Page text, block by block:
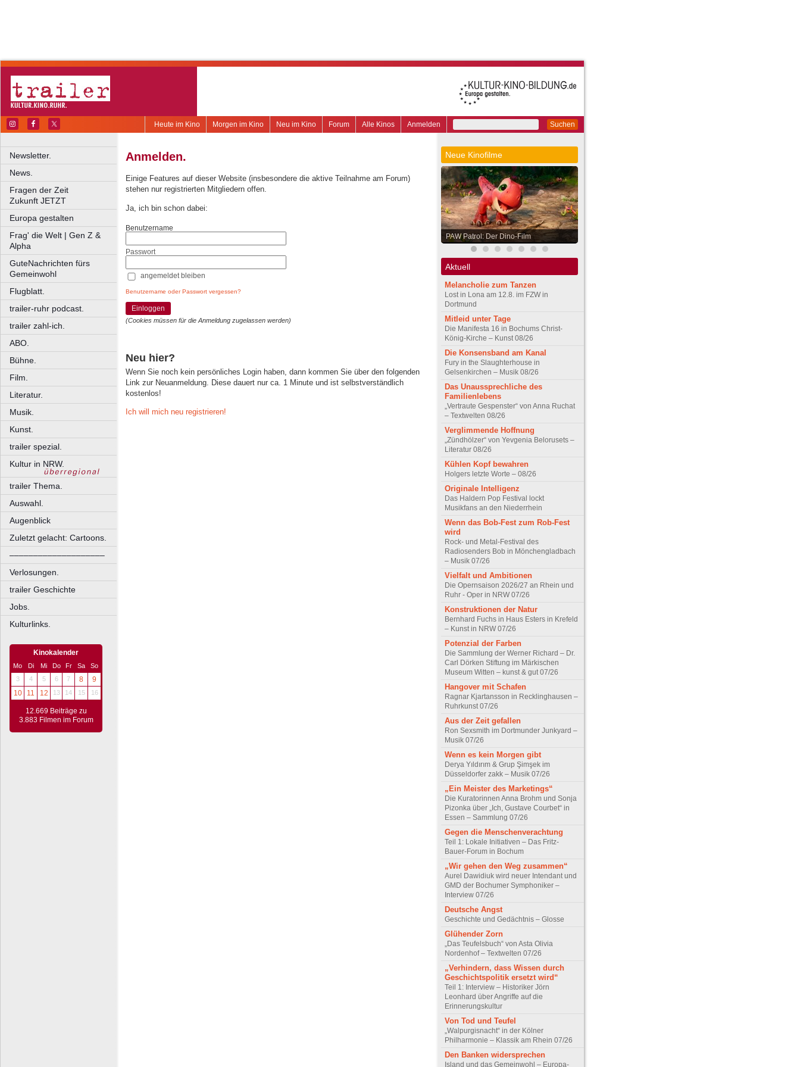
Suchen
Anmelden
Alle Kinos
Forum
Neu im Kino
Morgen im Kino
Heute im Kino
Newsletter.
News.
Fragen der Zeit
Zukunft JETZT
Europa gestalten
Frag' die Welt | Gen Z &
Alpha
GuteNachrichten fürs
Gemeinwohl
Flugblatt.
trailer-ruhr podcast.
trailer zahl-ich.
ABO.
Bühne.
Film.
Literatur.
Musik.
Kunst.
trailer spezial.
Kultur in NRW.
trailer Thema.
Auswahl.
Augenblick
Zuletzt gelacht: Cartoons.
––––––––––––––––––––
Verlosungen.
trailer Geschichte
Jobs.
Kulturlinks.
Kinokalender
Mo Di Mi Do Fr Sa
So
3
4 5 6 7 8
9
10
11 12 13 14 15 16
12.669 Beiträge zu
3.883 Filmen im Forum
Anmelden.
Einige Features auf dieser Website (insbesondere die aktive Teilnahme am Forum)
stehen nur registrierten Mitgliedern offen.
Ja, ich bin schon dabei:
Benutzername
Passwort
angemeldet bleiben
Benutzername oder Passwort vergessen?
Einloggen
(Cookies müssen für die Anmeldung zugelassen werden)
Neu hier?
Wenn Sie noch kein persönliches Login haben, dann kommen Sie über den folgenden
Link zur Neuanmeldung. Diese dauert nur ca. 1 Minute und ist selbstverständlich
kostenlos!
Ich will mich neu registrieren!
Neue Kinofilme
PAW Patrol: Der Dino-Film
Aktuell
Melancholie zum Tanzen
Lost in Lona am 12.8. im FZW in
Dortmund
Mitleid unter Tage
Die Manifesta 16 in Bochums Christ-
König-Kirche – Kunst 08/26
Die Konsensband am Kanal
Fury in the Slaughterhouse in
Gelsenkirchen – Musik 08/26
Das Unaussprechliche des
Familienlebens
„Vertraute Gespenster“ von Anna Ruchat
– Textwelten 08/26
Verglimmende Hoffnung
„Zündhölzer“ von Yevgenia Belorusets –
Literatur 08/26
Kühlen Kopf bewahren
Holgers letzte Worte – 08/26
Originale Intelligenz
Das Haldern Pop Festival lockt
Musikfans an den Niederrhein
Wenn das Bob-Fest zum Rob-Fest
wird
Rock- und Metal-Festival des
Radiosenders Bob in Mönchengladbach
– Musik 07/26
Vielfalt und Ambitionen
Die Opernsaison 2026/27 an Rhein und
Ruhr - Oper in NRW 07/26
Konstruktionen der Natur
Bernhard Fuchs in Haus Esters in Krefeld
– Kunst in NRW 07/26
Potenzial der Farben
Die Sammlung der Werner Richard – Dr.
Carl Dörken Stiftung im Märkischen
Museum Witten – kunst & gut 07/26
Hangover mit Schafen
Ragnar Kjartansson in Recklinghausen –
Ruhrkunst 07/26
Aus der Zeit gefallen
Ron Sexsmith im Dortmunder Junkyard –
Musik 07/26
Wenn es kein Morgen gibt
Derya Yıldırım & Grup Şimşek im
Düsseldorfer zakk – Musik 07/26
„Ein Meister des Marketings“
Die Kuratorinnen Anna Brohm und Sonja
Pizonka über „Ich, Gustave Courbet“ in
Essen – Sammlung 07/26
Gegen die Menschenverachtung
Teil 1: Lokale Initiativen – Das Fritz-
Bauer-Forum in Bochum
„Wir gehen den Weg zusammen“
Aurel Dawidiuk wird neuer Intendant und
GMD der Bochumer Symphoniker –
Interview 07/26
Deutsche Angst
Geschichte und Gedächtnis – Glosse
Glühender Zorn
„Das Teufelsbuch“ von Asta Olivia
Nordenhof – Textwelten 07/26
„Verhindern, dass Wissen durch
Geschichtspolitik ersetzt wird“
Teil 1: Interview – Historiker Jörn
Leonhard über Angriffe auf die
Erinnerungskultur
Von Tod und Teufel
„Walpurgisnacht“ in der Kölner
Philharmonie – Klassik am Rhein 07/26
Den Banken widersprechen
Island und das Gemeinwohl – Europa-